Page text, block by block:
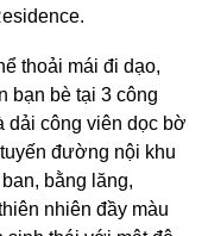
thoải mái đi dạo,
bạn bè tại 3 công
dải công viên dọc bờ
đường nội khu
bằng lăng,
nhiên đầy màu